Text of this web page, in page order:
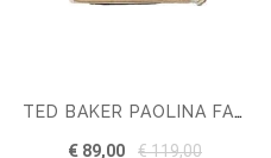
TED BAKER PAOLINA FAUX RAFFIA SMALL ICON BAG
€ 89,00 € 119,00